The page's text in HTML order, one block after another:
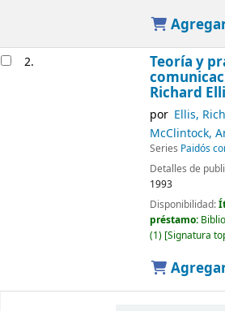
2. Teoría y
Richard
por Ellis,
McClintock,
Series Paidós
Detalles de
1993
Disponibilidad:
préstamo:
(1) Signatura